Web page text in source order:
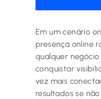
Em um cenário
presença online
qualquer negócio
conquistar
vez mais
resultados se